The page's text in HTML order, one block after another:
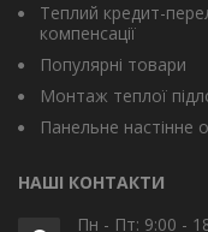
Теплий кредит-
компенсації
Популярні товари
Монтаж теплої
Панельне настінне
НАШІ КОНТАКТИ
Пн - Пт: 9:00 -